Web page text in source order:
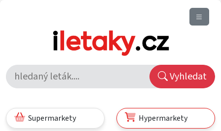
Vyhledat
Supermarkety Hypermarkety